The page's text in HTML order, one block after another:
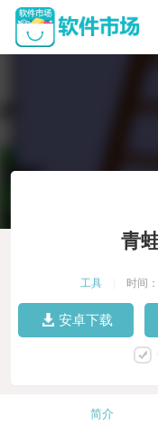
青
工具 时间
安卓下载
简介